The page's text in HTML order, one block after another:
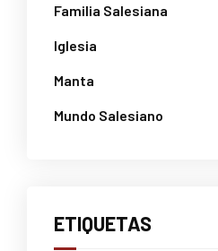
Familia Salesiana
Iglesia
Manta
Mundo Salesiano
ETIQUETAS